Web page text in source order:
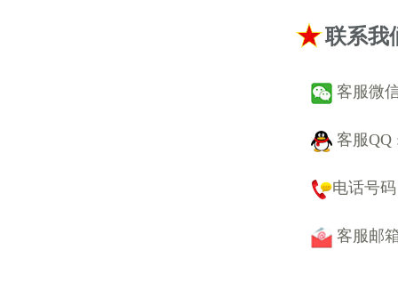
联系我
客服微
客服
电话号码
客服邮